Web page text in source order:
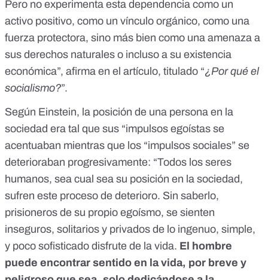
Pero no experimenta esta dependencia como un
activo positivo, como un vínculo orgánico, como una
fuerza protectora, sino más bien como una amenaza a
sus derechos naturales o incluso a su existencia
económica”, afirma en el artículo, titulado “¿Por qué el
socialismo?”.
Según Einstein, la posición de una persona en la
sociedad era tal que sus “impulsos egoístas se
acentuaban mientras que los “impulsos sociales” se
deterioraban progresivamente: “Todos los seres
humanos, sea cual sea su posición en la sociedad,
sufren este proceso de deterioro. Sin saberlo,
prisioneros de su propio egoísmo, se sienten
inseguros, solitarios y privados de lo ingenuo, simple,
y poco sofisticado disfrute de la vida. El hombre
puede encontrar sentido en la vida, por breve y